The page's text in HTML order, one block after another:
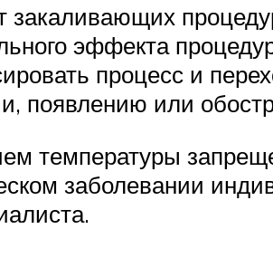
эффекта
процесс и
появлению или
температуры
заболевании